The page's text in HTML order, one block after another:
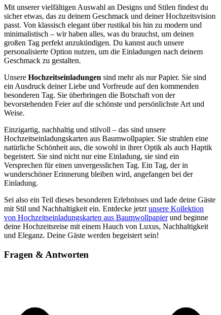
Mit unserer vielfältigen Auswahl an Designs und Stilen findest du
sicher etwas, das zu deinem Geschmack und deiner Hochzeitsvision
passt. Von klassisch elegant über rustikal bis hin zu modern und
minimalistisch – wir haben alles, was du brauchst, um deinen
großen Tag perfekt anzukündigen. Du kannst auch unsere
personalisierte Option nutzen, um die Einladungen nach deinem
Geschmack zu gestalten.
Unsere Hochzeitseinladungen sind mehr als nur Papier. Sie sind
ein Ausdruck deiner Liebe und Vorfreude auf den kommenden
besonderen Tag. Sie überbringen die Botschaft von der
bevorstehenden Feier auf die schönste und persönlichste Art und
Weise.
Einzigartig, nachhaltig und stilvoll – das sind unsere
Hochzeitseinladungskarten aus Baumwollpapier. Sie strahlen eine
natürliche Schönheit aus, die sowohl in ihrer Optik als auch Haptik
begeistert. Sie sind nicht nur eine Einladung, sie sind ein
Versprechen für einen unvergesslichen Tag. Ein Tag, der in
wunderschöner Erinnerung bleiben wird, angefangen bei der
Einladung.
Sei also ein Teil dieses besonderen Erlebnisses und lade deine Gäste
mit Stil und Nachhaltigkeit ein. Entdecke jetzt unsere Kollektion
von Hochzeitseinladungskarten aus Baumwollpapierund beginne
deine Hochzeitsreise mit einem Hauch von Luxus, Nachhaltigkeit
und Eleganz. Deine Gäste werden begeistert sein!
Fragen & Antworten